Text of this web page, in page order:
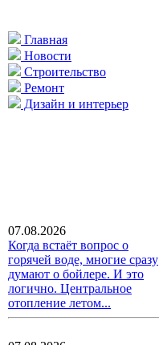
Главная
Новости
Строительство
Ремонт
Дизайн и интерьер
07.08.2026
Когда встаёт вопрос о
горячей воде, многие сразу
думают о бойлере. И это
логично. Центральное
отопление летом...